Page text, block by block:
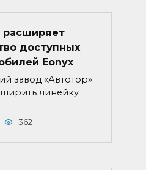
расширяет
доступных
Eonyx
завод «Автотор»
линейку
362